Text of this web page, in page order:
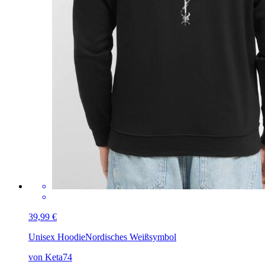
39,99 €
Unisex HoodieNordisches Weißsymbol
von Keta74